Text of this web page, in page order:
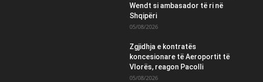
Wendt si ambasador të ri në
Shqipëri
05/08/2026
Zgjidhja e kontratës
koncesionare të Aeroportit të
Vlorës, reagon Pacolli
05/08/2026